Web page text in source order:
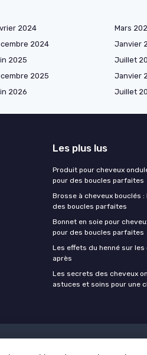
2024 Mars
2024 Janvier
2025 Juillet
2025 Janvier
2026 Juillet
Les plus lus
Produit pour cheveux
pour des boucles parfaites
Brosse à cheveux bouclés
des boucles parfaites
Bonnet en soie pour
pour des boucles parfaites
Les effets du henné sur les
après
Les secrets des cheveux
astuces et soins pour une